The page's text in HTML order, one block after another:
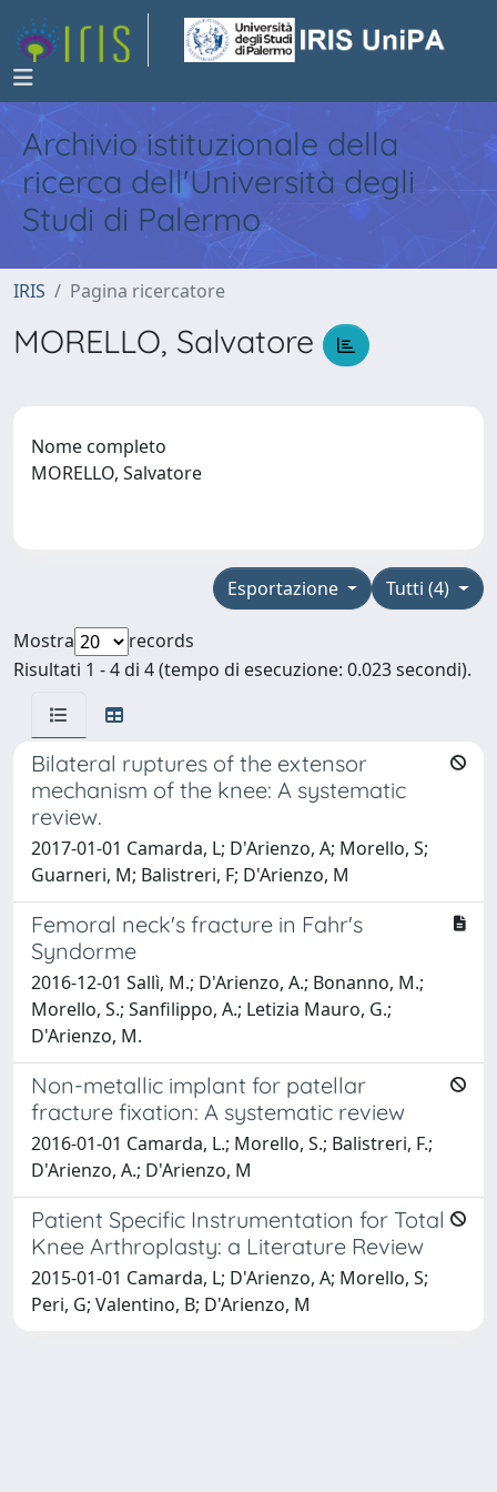
Archivio istituzionale della
ricerca dell'Università degli
Studi di Palermo
IRIS Pagina ricercatore
MORELLO, Salvatore
Nome completo
MORELLO, Salvatore
Tutti (4)
Esportazione
Mostra
records
Risultati 1 - 4 di 4 (tempo di esecuzione: 0.023 secondi).
Bilateral ruptures of the extensor
mechanism of the knee: A systematic
review.
2017-01-01 Camarda, L; D'Arienzo, A; Morello, S;
Guarneri, M; Balistreri, F; D'Arienzo, M
Femoral neck's fracture in Fahr's
Syndorme
2016-12-01 Sallì, M.; D'Arienzo, A.; Bonanno, M.;
Morello, S.; Sanfilippo, A.; Letizia Mauro, G.;
D'Arienzo, M.
Non-metallic implant for patellar
fracture fixation: A systematic review
2016-01-01 Camarda, L.; Morello, S.; Balistreri, F.;
D'Arienzo, A.; D'Arienzo, M
Patient Specific Instrumentation for Total
Knee Arthroplasty: a Literature Review
2015-01-01 Camarda, L; D'Arienzo, A; Morello, S;
Peri, G; Valentino, B; D'Arienzo, M